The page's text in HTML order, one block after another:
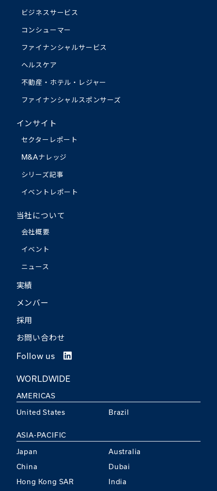
ビジネスサービス
コンシューマー
ファイナンシャルサービス
ヘルスケア
不動産・ホテル・レジャー
ファイナンシャルスポンサーズ
インサイト
セクターレポート
M&Aナレッジ
シリーズ記事
イベントレポート
当社について
会社概要
イベント
ニュース
実績
メンバー
採用
お問い合わせ
Follow us
WORLDWIDE
AMERICAS
United States
Brazil
ASIA-PACIFIC
Japan
Australia
China
Dubai
Hong Kong SAR
India